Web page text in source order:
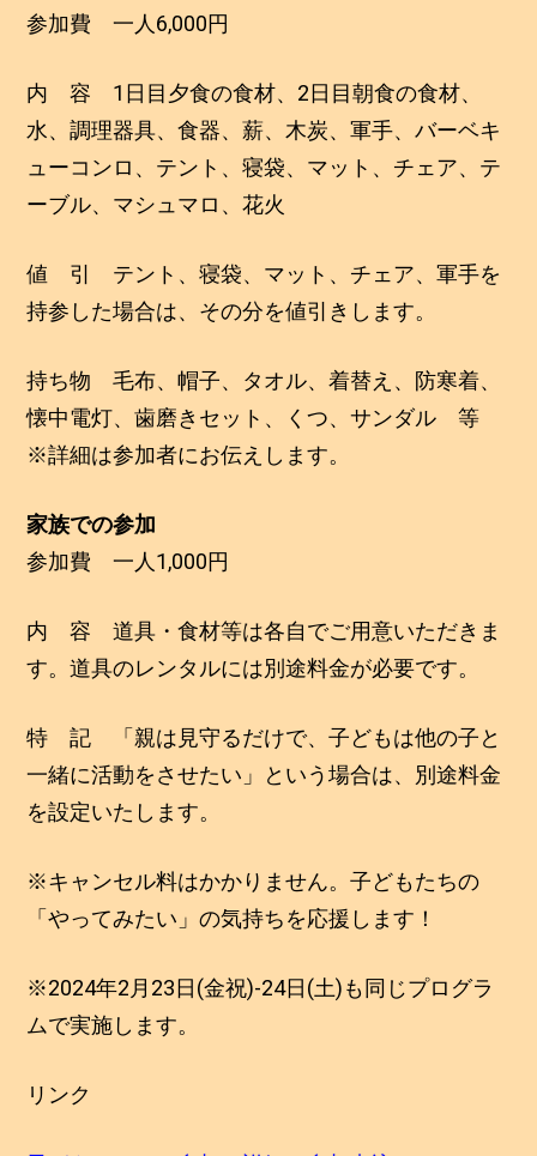
参加費 一人6,000円
内 容 1日目夕食の食材、2日目朝食の食材、
水、調理器具、食器、薪、木炭、軍手、バーベキ
ューコンロ、テント、寝袋、マット、チェア、テ
ーブル、マシュマロ、花火
値 引 テント、寝袋、マット、チェア、軍手を
持参した場合は、その分を値引きします。
持ち物 毛布、帽子、タオル、着替え、防寒着、
懐中電灯、歯磨きセット、くつ、サンダル 等
※詳細は参加者にお伝えします。
家族での参加
参加費 一人1,000円
内 容 道具・食材等は各自でご用意いただきま
す。道具のレンタルには別途料金が必要です。
特 記 「親は見守るだけで、子どもは他の子と
一緒に活動をさせたい」という場合は、別途料金
を設定いたします。
※キャンセル料はかかりません。子どもたちの
「やってみたい」の気持ちを応援します！
※2024年2月23日(金祝)-24日(土)も同じプログラ
ムで実施します。
リンク